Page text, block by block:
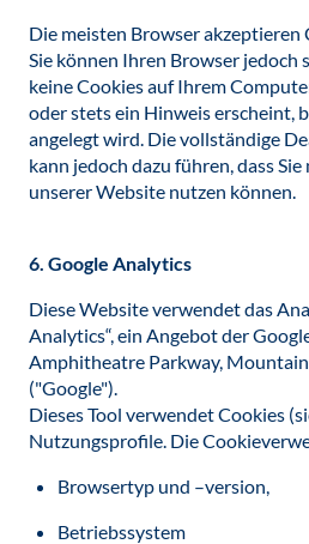
Die meisten Browser akzeptieren
Sie können Ihren Browser jedoch
keine Cookies auf Ihrem
oder stets ein Hinweis erscheint,
angelegt wird. Die vollständige
kann jedoch dazu führen, dass
unserer Website nutzen können.
6. Google Analytics
Diese Website verwendet das
Analytics“, ein Angebot der
Amphitheatre Parkway,
("Google").
Dieses Tool verwendet Cookies
Nutzungsprofile. Die
Browsertyp und –version,
Betriebssystem